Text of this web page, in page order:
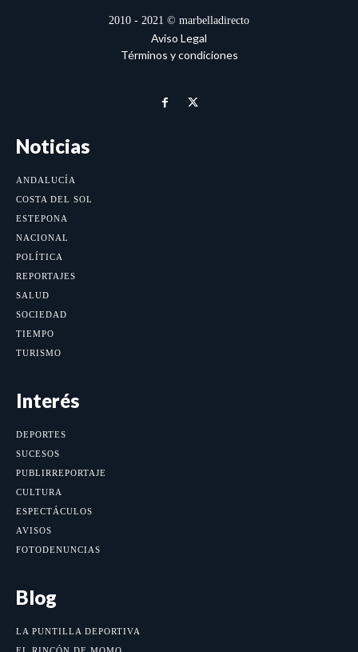
2010 - 2021 © marbelladirecto
Aviso Legal
Términos y condiciones
Noticias
ANDALUCÍA
COSTA DEL SOL
ESTEPONA
NACIONAL
POLÍTICA
REPORTAJES
SALUD
SOCIEDAD
TIEMPO
TURISMO
Interés
DEPORTES
SUCESOS
PUBLIRREPORTAJE
CULTURA
ESPECTÁCULOS
AVISOS
FOTODENUNCIAS
Blog
LA PUNTILLA DEPORTIVA